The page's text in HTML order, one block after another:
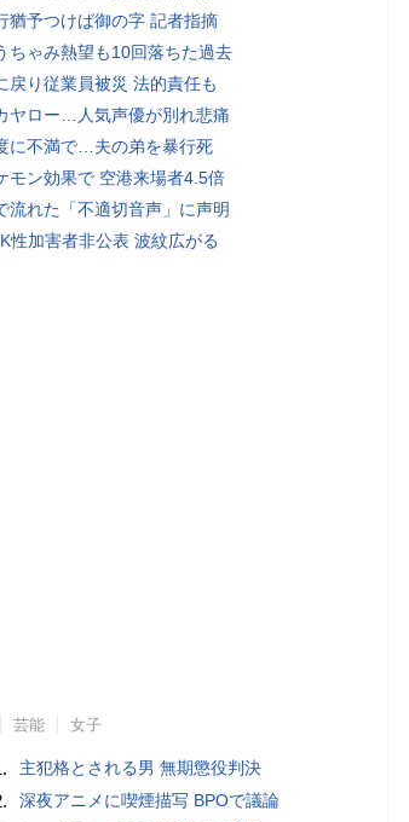
猶予つけば御の字 記者指摘
ちゃみ熱望も10回落ちた過去
戻り従業員被災 法的責任も
ヤロー…人気声優が別れ悲痛
に不満で…夫の弟を暴行死
モン効果で 空港来場者4.5倍
流れた「不適切音声」に声明
性加害者非公表 波紋広がる
芸能 女子
主犯格とされる男 無期懲役判決
深夜アニメに喫煙描写 BPOで議論